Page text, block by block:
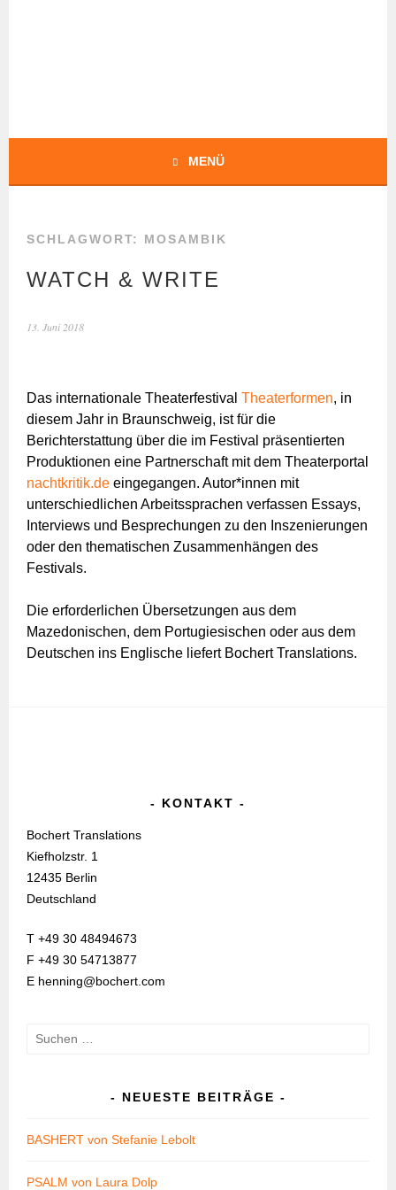
MENÜ
SCHLAGWORT: MOSAMBIK
WATCH & WRITE
13. Juni 2018
Das internationale TheaterfestivalTheaterformen, in
diesem Jahr in Braunschweig, ist für die
Berichterstattung über die im Festival präsentierten
Produktionen eine Partnerschaft mit dem Theaterportal
nachtkritik.de eingegangen. Autor*innen mit
unterschiedlichen Arbeitssprachen verfassen Essays,
Interviews und Besprechungen zu den Inszenierungen
oder den thematischen Zusammenhängen des
Festivals.
Die erforderlichen Übersetzungen aus dem
Mazedonischen, dem Portugiesischen oder aus dem
Deutschen ins Englische liefert Bochert Translations.
KONTAKT
Bochert Translations
Kiefholzstr. 1
12435 Berlin
Deutschland
T +49 30 48494673
F +49 30 54713877
E henning@bochert.com
Suchen
NEUESTE BEITRÄGE
BASHERT von Stefanie Lebolt
PSALM von Laura Dolp